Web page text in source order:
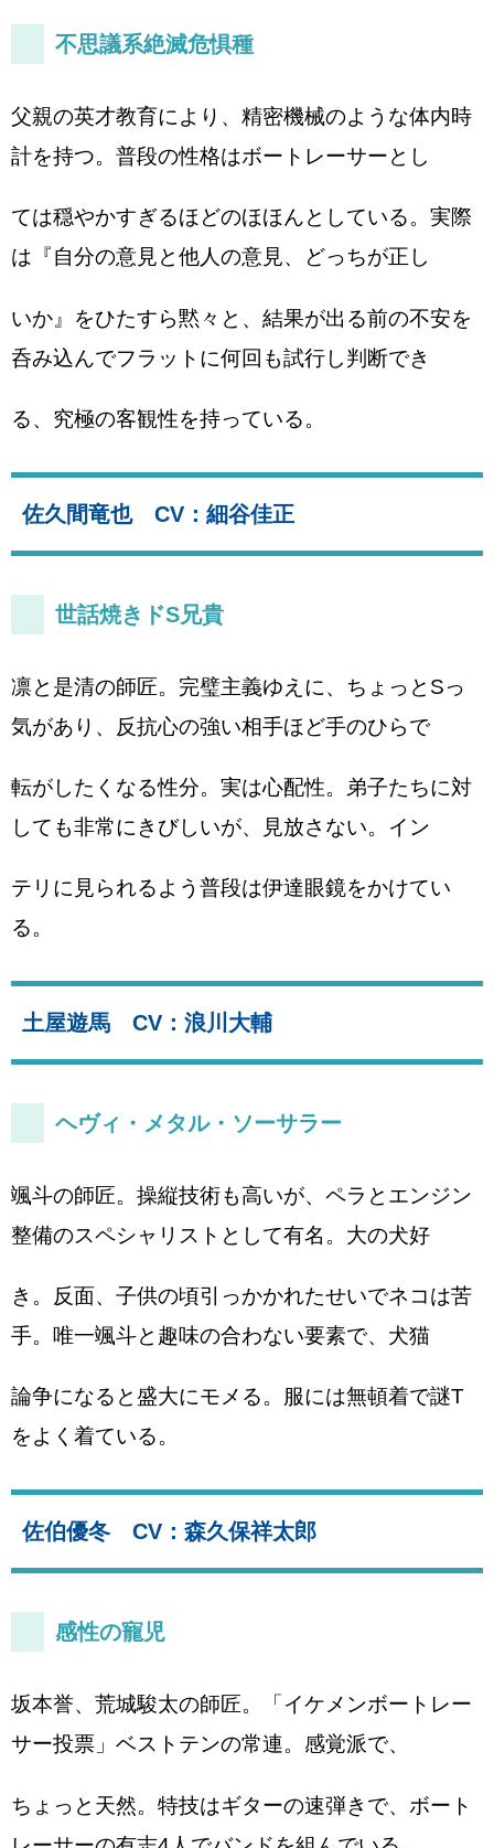
不思議系絶滅危惧種
父親の英才教育により、精密機械のような体内時
計を持つ。普段の性格はボートレーサーとし
ては穏やかすぎるほどのほほんとしている。実際
は『自分の意見と他人の意見、どっちが正し
いか』をひたすら黙々と、結果が出る前の不安を
呑み込んでフラットに何回も試行し判断でき
る、究極の客観性を持っている。
佐久間竜也 CV：細谷佳正
世話焼きドS兄貴
凛と是清の師匠。完璧主義ゆえに、ちょっとSっ
気があり、反抗心の強い相手ほど手のひらで
転がしたくなる性分。実は心配性。弟子たちに対
しても非常にきびしいが、見放さない。イン
テリに見られるよう普段は伊達眼鏡をかけてい
る。
土屋遊馬 CV：浪川大輔
ヘヴィ・メタル・ソーサラー
颯斗の師匠。操縦技術も高いが、ペラとエンジン
整備のスペシャリストとして有名。大の犬好
き。反面、子供の頃引っかかれたせいでネコは苦
手。唯一颯斗と趣味の合わない要素で、犬猫
論争になると盛大にモメる。服には無頓着で謎T
をよく着ている。
佐伯優冬 CV：森久保祥太郎
感性の寵児
坂本誉、荒城駿太の師匠。「イケメンボートレー
サー投票」ベストテンの常連。感覚派で、
ちょっと天然。特技はギターの速弾きで、ボート